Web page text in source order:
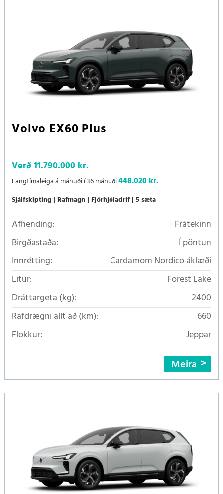
Volvo EX60 Plus
Verð11.790.000 kr.
Langtímaleiga á mánuði í 36 mánuði448.020 kr.
Sjálfskipting Rafmagn Fjórhjóladrif 5 sæta
Afhending:
Frátekinn
Birgðastaða:
Í pöntun
Innrétting:
Cardamom Nordico áklæði
Litur:
Forest Lake
Dráttargeta (kg):
2400
Rafdrægni allt að (km):
660
Flokkur:
Jeppar
Meira